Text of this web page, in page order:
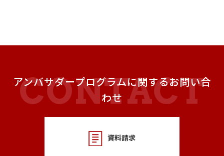
アンバサダープログラムに関するお問い合
わせ
資料請求